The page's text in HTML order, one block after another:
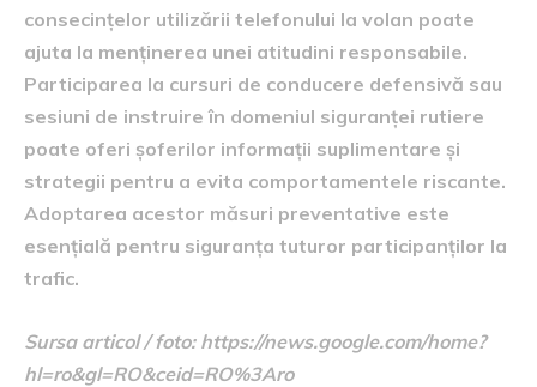
consecințelor utilizării telefonului la volan poate
ajuta la menținerea unei atitudini responsabile.
Participarea la cursuri de conducere defensivă sau
sesiuni de instruire în domeniul siguranței rutiere
poate oferi șoferilor informații suplimentare și
strategii pentru a evita comportamentele riscante.
Adoptarea acestor măsuri preventative este
esențială pentru siguranța tuturor participanților la
trafic.
Sursa articol / foto: https://news.google.com/home?
hl=ro&gl=RO&ceid=RO%3Aro